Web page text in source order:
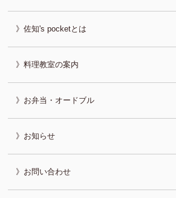
佐知's pocketとは
料理教室の案内
お弁当・オードブル
お知らせ
お問い合わせ